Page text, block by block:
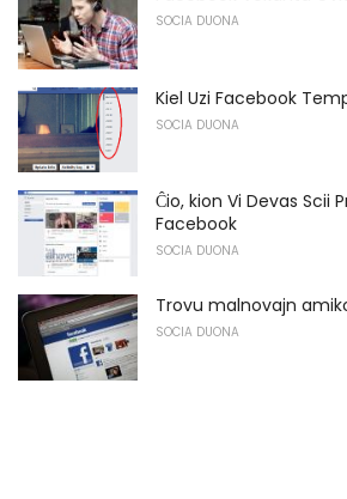
SOCIA DUONA
Kiel Uzi Facebook
SOCIA DUONA
Ĉio, kion Vi Devas Scii
Facebook
SOCIA DUONA
Trovu malnovajn
SOCIA DUONA